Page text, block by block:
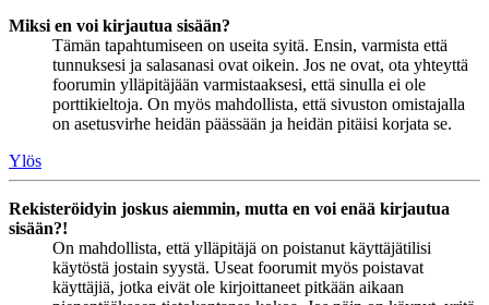
Miksi en voi kirjautua sisään?
Tämän tapahtumiseen on useita syitä. Ensin, varmista että
tunnuksesi ja salasanasi ovat oikein. Jos ne ovat, ota yhteyttä
foorumin ylläpitäjään varmistaaksesi, että sinulla ei ole
porttikieltoja. On myös mahdollista, että sivuston omistajalla
on asetusvirhe heidän päässään ja heidän pitäisi korjata se.
Ylös
Rekisteröidyin joskus aiemmin, mutta en voi enää kirjautua
sisään?!
On mahdollista, että ylläpitäjä on poistanut käyttäjätilisi
käytöstä jostain syystä. Useat foorumit myös poistavat
käyttäjiä, jotka eivät ole kirjoittaneet pitkään aikaan